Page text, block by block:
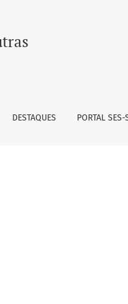
DESTAQUES PORTAL SES-